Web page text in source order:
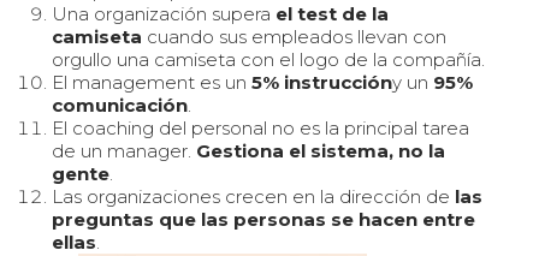
Una organización supera el test de la
camiseta cuando sus empleados llevan con
orgullo una camiseta con el logo de la compañía.
El management es un 5% instruccióny un 95%
comunicación.
El coaching del personal no es la principal tarea
de un manager. Gestiona el sistema, no la
gente.
Las organizaciones crecen en la dirección de las
preguntas que las personas se hacen entre
ellas.